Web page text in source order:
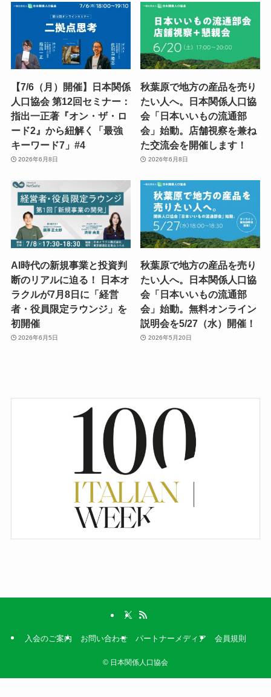
【7/6（月）開催】日本関係
人口協会 第12回セミナー：
指出一正著『オン・ザ・ロ
ード2』から紐解く「最強
キーワード7」#4
2026年6月8日
秋葉原で地方の産品を売り
たい人へ。日本関係人口協
会「日本いいもの流通部
会」始動。店舗視察を兼ね
た交流会を開催します！
2026年6月8日
AI時代の新規事業と投資判
断のリアルに迫る！ 日本オ
ラクルが7月8日に「経営
者・役員限定ラウンジ」を
初開催
2026年6月5日
秋葉原で地方の産品を売り
たい人へ。日本関係人口協
会「日本いいもの流通部
会」始動。無料オンライン
説明会を5/27（水）開催！
2026年5月20日
入会のご案内 お問い合わせ パートナーメディア 会員規則
© 日本関係人口協会